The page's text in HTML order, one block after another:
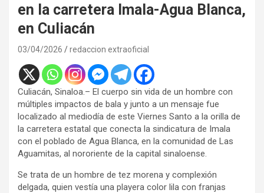
en la carretera Imala-Agua Blanca,
en Culiacán
03/04/2026 redaccion extraoficial
Culiacán, Sinaloa.– El cuerpo sin vida de un hombre con
múltiples impactos de bala y junto a un mensaje fue
localizado al mediodía de este Viernes Santo a la orilla de
la carretera estatal que conecta la sindicatura de Imala
con el poblado de Agua Blanca, en la comunidad de Las
Aguamitas, al nororiente de la capital sinaloense.
Se trata de un hombre de tez morena y complexión
delgada, quien vestía una playera color lila con franjas